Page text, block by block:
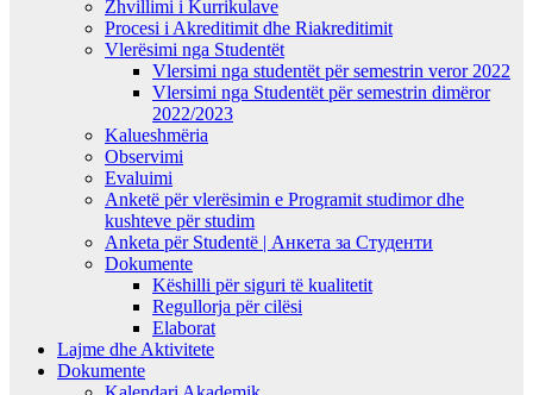
Zhvillimi i Kurrikulave
Procesi i Akreditimit dhe Riakreditimit
Vlerësimi nga Studentët
Vlersimi nga studentët për semestrin veror 2022
Vlersimi nga Studentët për semestrin dimëror
2022/2023
Kalueshmëria
Observimi
Evaluimi
Anketë për vlerësimin e Programit studimor dhe
kushteve për studim
Anketa për Studentë | Анкета за Студенти
Dokumente
Këshilli për siguri të kualitetit
Regullorja për cilësi
Elaborat
Lajme dhe Aktivitete
Dokumente